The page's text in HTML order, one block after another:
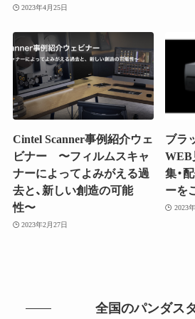
2023年4月25日
Cintel Scanner事例紹介ウェ
ビナー 〜フィルムスキャ
ナーによってよみがえる過
去と、新しい創造の可能
性〜
2023年2月27日
ブラ
集・
ーを
2023
全国のパンダス